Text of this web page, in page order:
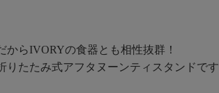
からIVORYの食器とも相性抜群！
りたたみ式アフタヌーンティスタンドです